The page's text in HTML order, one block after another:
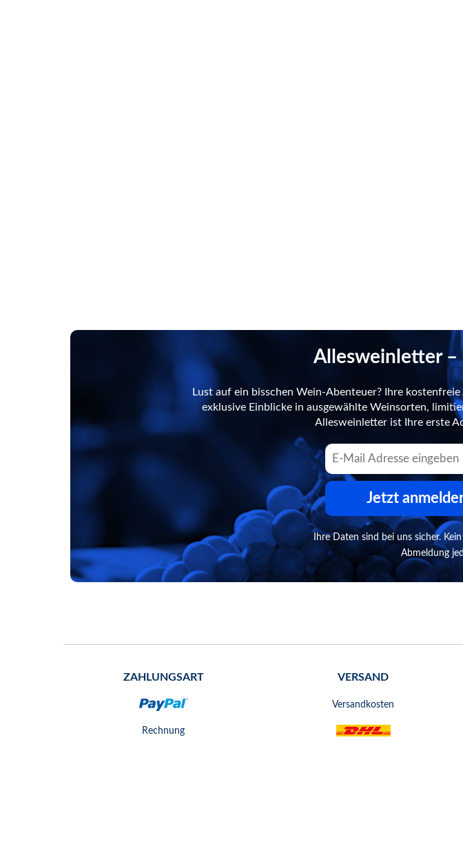
Allesweinletter –
Lust auf ein bisschen Wein-Abenteuer? Ihre
exklusive Einblicke in ausgewählte Weinsorten,
Allesweinletter ist Ihre erste
Jetzt
Ihre Daten sind bei uns sicher.
Abmeldung
ZAHLUNGSART
Rechnung
VERSAND
Versandkosten